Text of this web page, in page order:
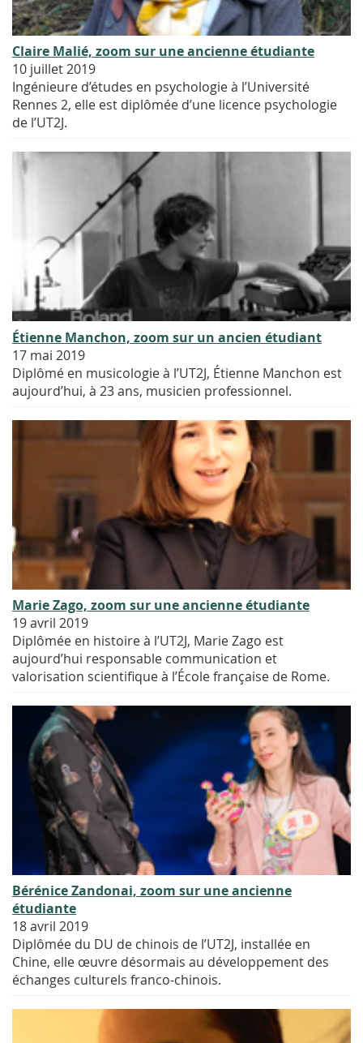
Claire Malié, zoom sur une ancienne étudiante
10 juillet 2019
Ingénieure d’études en psychologie à l’Université
Rennes 2, elle est diplômée d’une licence psychologie
de l’UT2J.
Étienne Manchon, zoom sur un ancien étudiant
17 mai 2019
Diplômé en musicologie à l’UT2J, Étienne Manchon est
aujourd’hui, à 23 ans, musicien professionnel.
Marie Zago, zoom sur une ancienne étudiante
19 avril 2019
Diplômée en histoire à l’UT2J, Marie Zago est
aujourd’hui responsable communication et
valorisation scientifique à l’École française de Rome.
Bérénice Zandonai, zoom sur une ancienne
étudiante
18 avril 2019
Diplômée du DU de chinois de l’UT2J, installée en
Chine, elle œuvre désormais au développement des
échanges culturels franco-chinois.